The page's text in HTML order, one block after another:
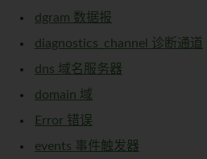
dgram 数据报
diagnostics_channel 诊断通道
dns 域名服务器
domain 域
Error 错误
events 事件触发器